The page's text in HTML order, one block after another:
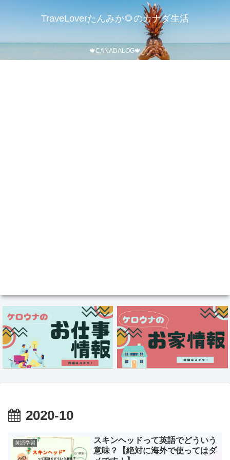
TraveLoverたんみか🌻のカナダ生活
🍁CANADALOG🍁
2020-10
英語学習
スキンヘッドって英語でどういう
意味？【絶対に海外で使ってはダ